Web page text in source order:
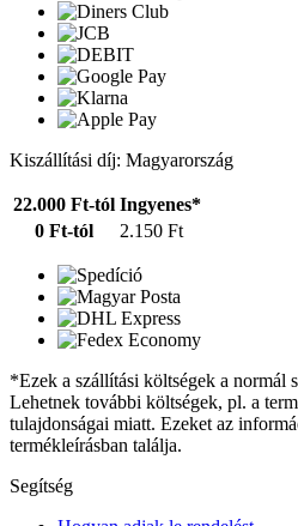
Kiszállítási díj: Magyarország
22.000 Ft-tól Ingyenes*
0 Ft-tól
2.150 Ft
*Ezek a szállítási költségek a normál
Lehetnek további költségek, pl. a
tulajdonságai miatt. Ezeket az
termékleírásban találja.
Segítség